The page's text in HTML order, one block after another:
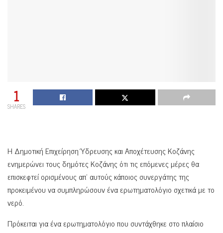
1
SHARES
Η Δημοτική Επιχείρηση Ύδρευσης και Αποχέτευσης Κοζάνης
ενημερώνει τους δημότες Κοζάνης ότι τις επόμενες μέρες θα
επισκεφτεί ορισμένους απ’ αυτούς κάποιος συνεργάτης της
προκειμένου να συμπληρώσουν ένα ερωτηματολόγιο σχετικά με το
νερό.
Πρόκειται για ένα ερωτηματολόγιο που συντάχθηκε στο πλαίσιο